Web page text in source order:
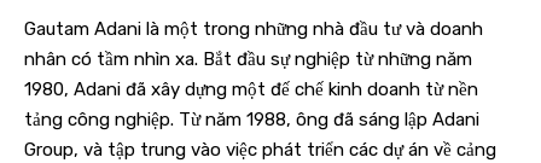
Gautam Adani là một trong những nhà đầu tư và doanh
nhân có tầm nhìn xa. Bắt đầu sự nghiệp từ những năm
1980, Adani đã xây dựng một đế chế kinh doanh từ nền
tảng công nghiệp. Từ năm 1988, ông đã sáng lập Adani
Group, và tập trung vào việc phát triển các dự án về cảng